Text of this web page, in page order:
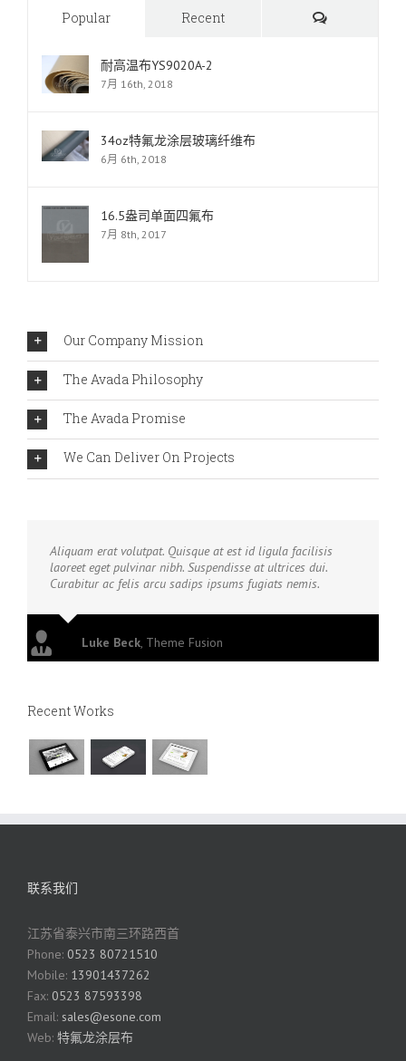
Popular Recent Comments
耐高温布YS9020A-2
7月 16th, 2018
34oz特氟龙涂层玻璃纤维布
6月 6th, 2018
16.5盎司单面四氟布
7月 8th, 2017
Our Company Mission
The Avada Philosophy
The Avada Promise
We Can Deliver On Projects
Aliquam erat volutpat. Quisque at est id ligula facilisis
laoreet eget pulvinar nibh. Suspendisse at ultrices dui.
Curabitur ac felis arcu sadips ipsums fugiats nemis.
Luke Beck, Theme Fusion
Recent Works
联系我们
江苏省泰兴市南三环路西首
Phone: 0523 80721510
Mobile: 13901437262
Fax: 0523 87593398
Email: sales@esone.com
Web: 特氟龙涂层布